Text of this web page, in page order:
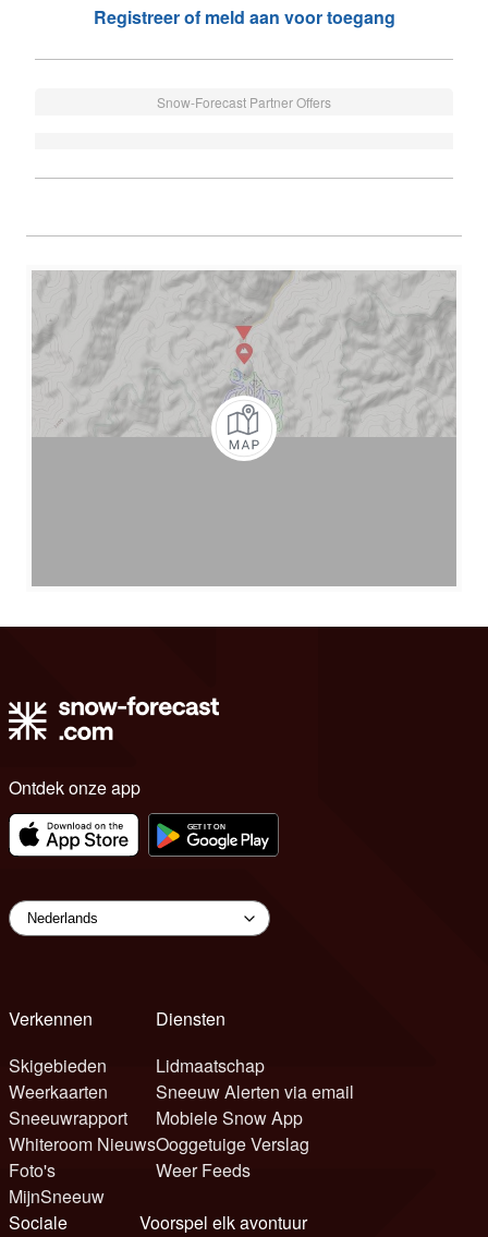
Registreer of meld aan voor toegang
Snow-Forecast Partner Offers
Ontdek onze app
Verkennen
Skigebieden
Weerkaarten
Sneeuwrapport
Whiteroom Nieuws
Foto's
MijnSneeuw
Diensten
Lidmaatschap
Sneeuw Alerten via email
Mobiele Snow App
Ooggetuige Verslag
Weer Feeds
Sociale
Voorspel elk avontuur